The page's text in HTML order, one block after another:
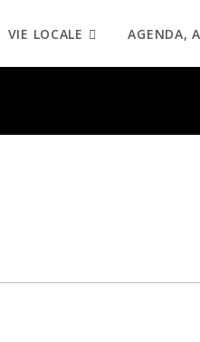
VIE LOCALE AGENDA,